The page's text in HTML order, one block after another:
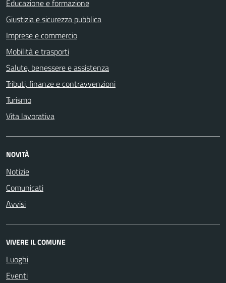
Educazione e formazione
Giustizia e sicurezza pubblica
Imprese e commercio
Mobilità e trasporti
Salute, benessere e assistenza
Tributi, finanze e contravvenzioni
Turismo
Vita lavorativa
NOVITÀ
Notizie
Comunicati
Avvisi
VIVERE IL COMUNE
Luoghi
Eventi